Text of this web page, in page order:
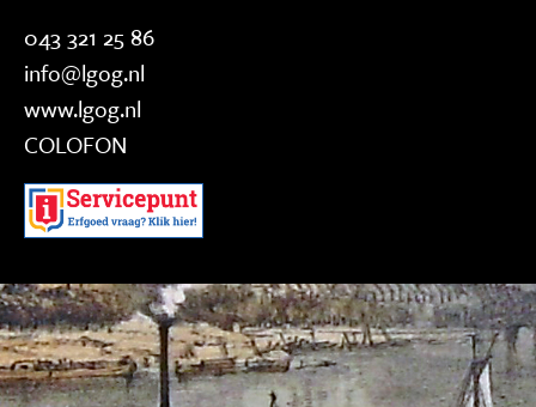
043 321 25 86
info@lgog.nl
www.lgog.nl
COLOFON